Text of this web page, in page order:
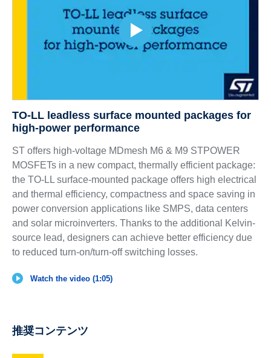
TO-LL leadless surface mounted packages for
high-power performance
ST offers high-voltage MDmesh M6 & M9 STPOWER
MOSFETs in a new compact, thermally efficient package:
the TO-LL surface-mounted package offers high electrical
and thermal efficiency, compactness and space saving in
power conversion applications like SMPS, data centers
and solar microinverters. Thanks to the additional Kelvin-
source lead, designers can achieve better efficiency due
to reduced turn-on/turn-off switching losses.
Watch the video (1:05)
推奨コンテンツ